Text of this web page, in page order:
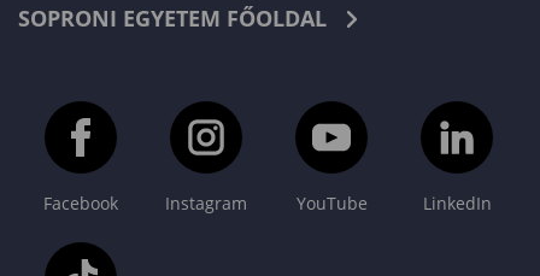
SOPRONI EGYETEM FŐOLDAL
Facebook Instagram YouTube LinkedIn